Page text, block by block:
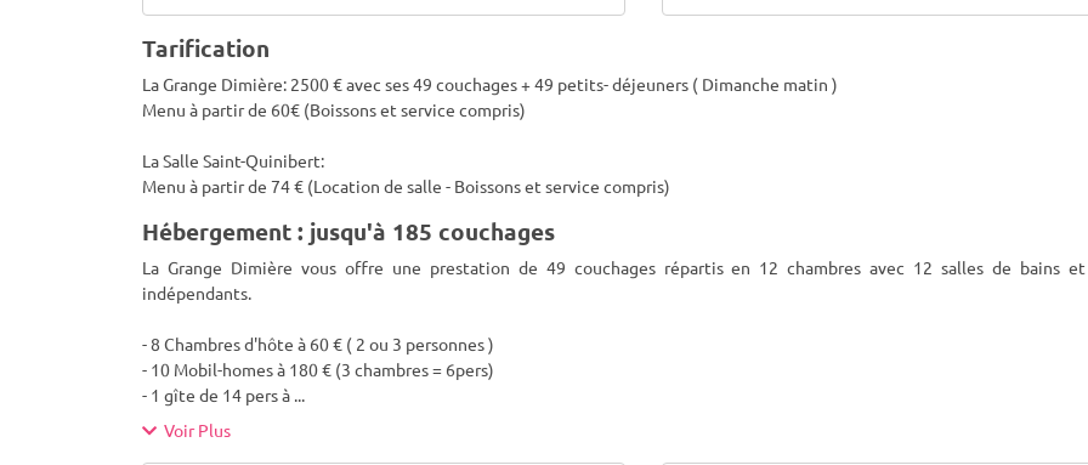
Tarification
La Grange Dimière: 2500 € avec ses 49 couchages + 49 petits- déjeuners ( Dimanche matin )
Menu à partir de 60€ (Boissons et service compris)
La Salle Saint-Quinibert:
Menu à partir de 74 € (Location de salle - Boissons et service compris)
Hébergement : jusqu'à 185 couchages
La Grange Dimière vous offre une prestation de 49 couchages répartis en 12 chambres avec 12 salles de bains
indépendants.
- 8 Chambres d'hôte à 60 € ( 2 ou 3 personnes )
- 10 Mobil-homes à 180 € (3 chambres = 6pers)
- 1 gîte de 14 pers à ...
Voir Plus